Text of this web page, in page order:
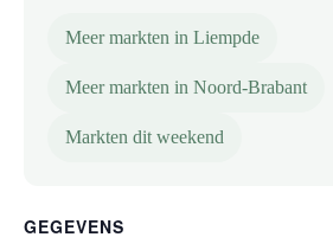
Meer markten in Liempde
Meer markten in Noord-Brabant
Markten dit weekend
GEGEVENS